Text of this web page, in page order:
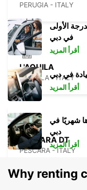
PERUGIA - ITALY
L'AQUILA
L'AQUILA - ITALY
PESCARA DT
PESCARA - ITALY
الأولى
في دبي
أقرأ المزيد
في دبي
أقرأ المزيد
شهريًا في
دبي
أقرأ المزيد
Why renting